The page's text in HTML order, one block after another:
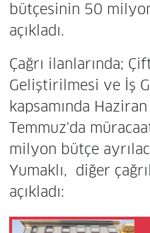
bütçesinin 50
açıkladı.
Çağrı ilanlarında;
Geliştirilmesi ve İş
kapsamında
Temmuz'da
milyon bütçe
Yumaklı, diğer
açıkladı: